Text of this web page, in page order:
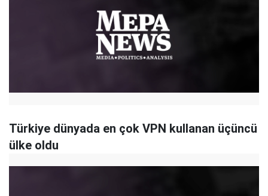
Türkiye dünyada en çok VPN kullanan üçüncü
ülke oldu